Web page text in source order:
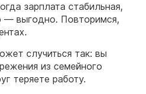
зарплата стабильная,
— выгодно. Повторимся,
случиться так: вы
из семейного
теряете работу.